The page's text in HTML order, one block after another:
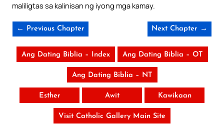
maliligtas sa kalinisan ng iyong mga kamay.
← Previous Chapter Next Chapter →
Ang Dating Biblia – Index Ang Dating Biblia – OT
Ang Dating Biblia – NT
Esther Awit Kawikaan
Visit Catholic Gallery Main Site